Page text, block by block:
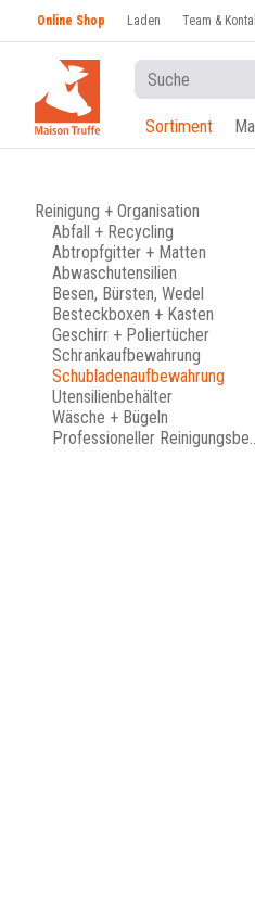
Online Shop Laden Team &
Sortiment
Reinigung + Organisation
Abfall + Recycling
Abtropfgitter + Matten
Abwaschutensilien
Besen, Bürsten, Wedel
Besteckboxen + Kasten
Geschirr + Poliertücher
Schrankaufbewahrung
Schubladenaufbewahrung
Utensilienbehälter
Wäsche + Bügeln